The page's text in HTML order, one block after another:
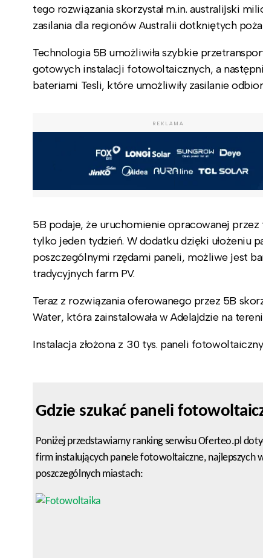
tego rozwiązania skorzystał m.in. australijski
zasilania dla regionów Australii dotkniętych
Technologia 5B umożliwiła szybkie
gotowych instalacji fotowoltaicznych, a
bateriami Tesli, które umożliwiły zasilanie
REKLAMA
5B podaje, że uruchomienie opracowanej
tylko jeden tydzień. W dodatku dzięki ułożeniu
poszczególnymi rzędami paneli, możliwe jest
tradycyjnych farm PV.
Teraz z rozwiązania oferowanego przez 5B
Water, która zainstalowała w Adelajdzie na
Instalacja złożona z 30 tys. paneli
Gdzie szukać paneli
Poniżej przedstawiamy ranking serwisu Oferteo.pl
firm instalujących panele fotowoltaiczne, najlepszych
poszczególnych miastach: